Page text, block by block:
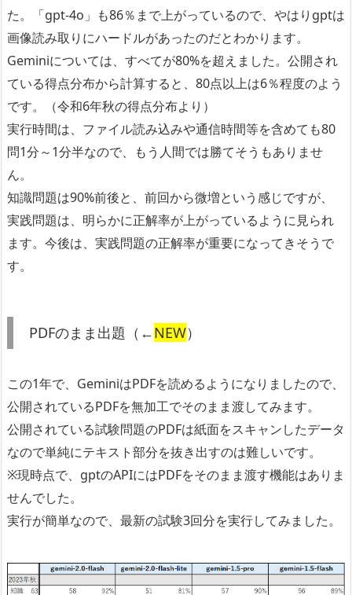
た。「gpt-4o」も86％まで上がっているので、やはりgptは
画像読み取りにハードルがあったのだとわかります。
Geminiについては、すべてが80%を超えました。公開され
ている得点分布から計算すると、80点以上は6％程度のよう
です。（令和6年秋の得点分布より）
実行時間は、ファイル読み込みや通信時間等を含めても80
問1分～1分半なので、もう人間では勝てそうもありませ
ん。
知識問題は90%前後と、前回から微増という感じですが、
実践問題は、明らかに正解率が上がっているように見られ
ます。今後は、実践問題の正解率が重要になってきそうで
す。
PDFのまま出題（←NEW）
この1年で、GeminiはPDFを読めるようになりましたので、
公開されているPDFを無加工でそのまま渡してみます。
公開されている試験問題のPDFは紙面をスキャンしたデータ
なので単純にテキスト部分を抜き出すのは難しいです。
※現時点で、gptのAPIにはPDFをそのまま渡す機能はありま
せんでした。
実行が簡単なので、最新の試験3回分を実行してみました。